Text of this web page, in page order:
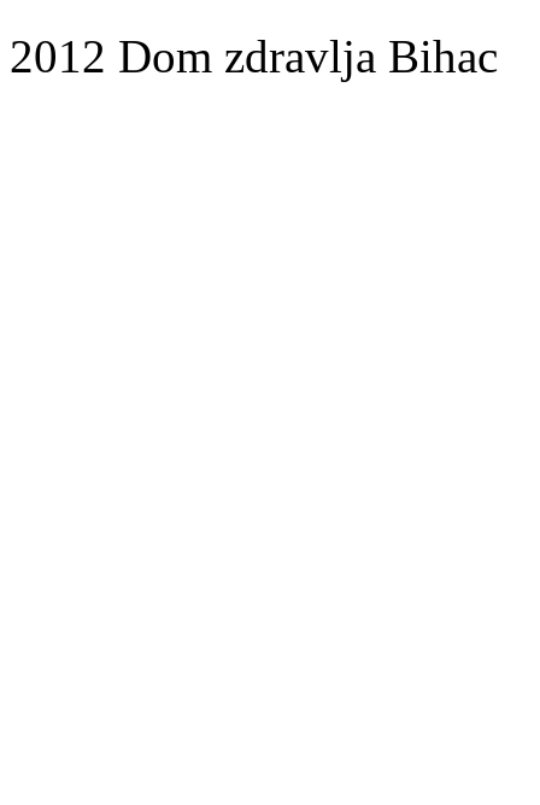
2012 Dom zdravlja Bihac